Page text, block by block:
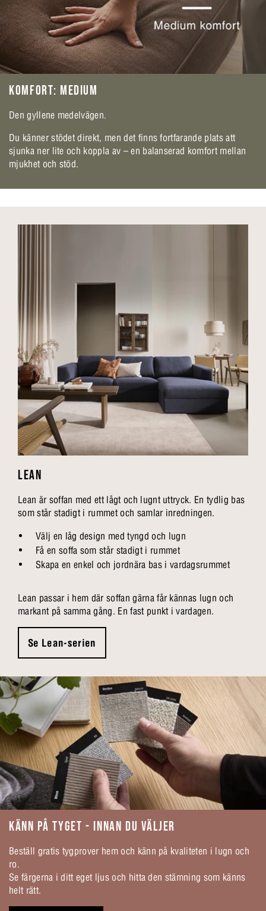
KOMFORT: MEDIUM
Den gyllene medelvägen.
Du känner stödet direkt, men det finns fortfarande plats att
sjunka ner lite och koppla av – en balanserad komfort mellan
mjukhet och stöd.
LEAN
Lean är soffan med ett lågt och lugnt uttryck. En tydlig bas
som står stadigt i rummet och samlar inredningen.
Välj en låg design med tyngd och lugn
Få en soffa som står stadigt i rummet
Skapa en enkel och jordnära bas i vardagsrummet
Lean passar i hem där soffan gärna får kännas lugn och
markant på samma gång. En fast punkt i vardagen.
Se Lean-serien
KÄNN PÅ TYGET - INNAN DU VÄLJER
Beställ gratis tygprover hem och känn på kvaliteten i lugn och
ro.
Se färgerna i ditt eget ljus och hitta den stämning som känns
helt rätt.